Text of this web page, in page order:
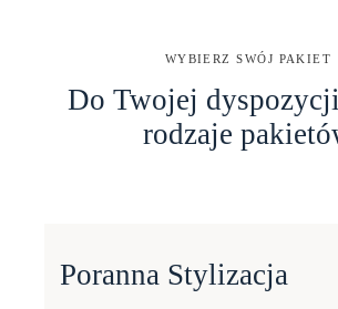
WYBIERZ SWÓJ PAKIET
Do Twojej
rodzaje
Poranna Stylizacja